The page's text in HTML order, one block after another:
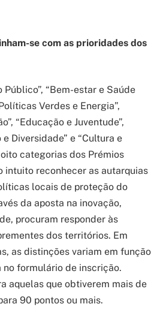
se com as prioridades dos
Público”, “Bem-estar e Saúde
Verdes e Energia”,
“Educação e Juventude”,
Diversidade” e “Cultura e
oito categorias dos Prémios
intuito reconhecer as autarquias
locais de proteção do
da aposta na inovação,
procuram responder às
dos territórios. Em
as distinções variam em função
formulário de inscrição.
aquelas que obtiverem mais de
90 pontos ou mais.